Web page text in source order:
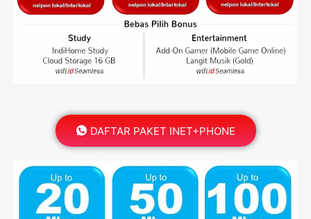
DAFTAR PAKET INET+PHONE